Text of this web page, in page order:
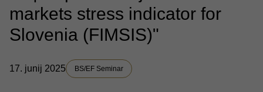
markets stress indicator for
Slovenia (FIMSIS)"
17. junij 2025 BS/EF Seminar